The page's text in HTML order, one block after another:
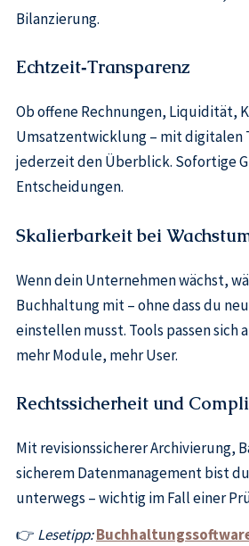
Bilanzierung.
Echtzeit‑Transparenz
Ob offene Rechnungen, Liquidität,
Umsatzentwicklung – mit digitalen
jederzeit den Überblick. Sofortige
Entscheidungen.
Skalierbarkeit bei
Wenn dein Unternehmen wächst,
Buchhaltung mit – ohne dass du
einstellen musst. Tools passen sich
mehr Module, mehr User.
Rechtssicherheit und
Mit revisionssicherer Archivierung,
sicherem Datenmanagement bist
unterwegs – wichtig im Fall einer
👉 Lesetipp: